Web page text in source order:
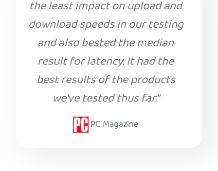
the least impact on upload and
download speeds in our testing
and also bested the median
result for latency. It had the
best results of the products
we've tested thus far."
PC Magazine